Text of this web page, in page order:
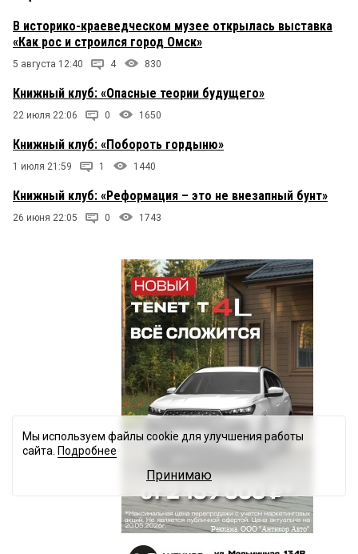
В историко-краеведческом музее открылась выставка
«Как рос и строился город Омск»
5 августа 12:40 4 830
Книжный клуб: «Опасные теории будущего»
22 июля 22:06 0 1650
Книжный клуб: «Побороть гордыню»
1 июля 21:59 1 1440
Книжный клуб: «Реформация – это не внезапный бунт»
26 июня 22:05 0 1743
Мы используем файлы cookie для улучшения работы
сайта. Подробнее
Принимаю